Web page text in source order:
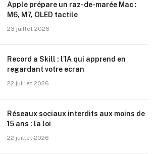
Apple prépare un raz-de-marée Mac :
M6, M7, OLED tactile
23 juillet 2026
Record a Skill : l’IA qui apprend en
regardant votre ecran
22 juillet 2026
Réseaux sociaux interdits aux moins de
15 ans : la loi
22 juillet 2026